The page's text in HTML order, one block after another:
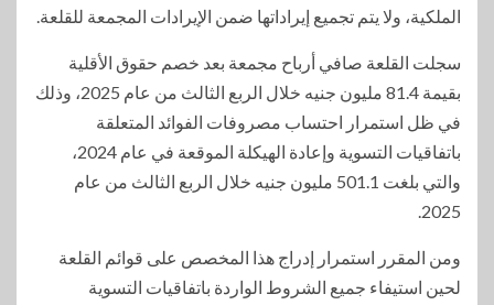
الملكية، ولا يتم تجميع إيراداتها ضمن الإيرادات المجمعة للقلعة.
سجلت القلعة صافي أرباح مجمعة بعد خصم حقوق الأقلية
بقيمة 81.4 مليون جنيه خلال الربع الثالث من عام 2025، وذلك
في ظل استمرار احتساب مصروفات الفوائد المتعلقة
باتفاقيات التسوية وإعادة الهيكلة الموقعة في عام 2024،
والتي بلغت 501.1 مليون جنيه خلال الربع الثالث من عام
2025.
ومن المقرر استمرار إدراج هذا المخصص على قوائم القلعة
لحين استيفاء جميع الشروط الواردة باتفاقيات التسوية